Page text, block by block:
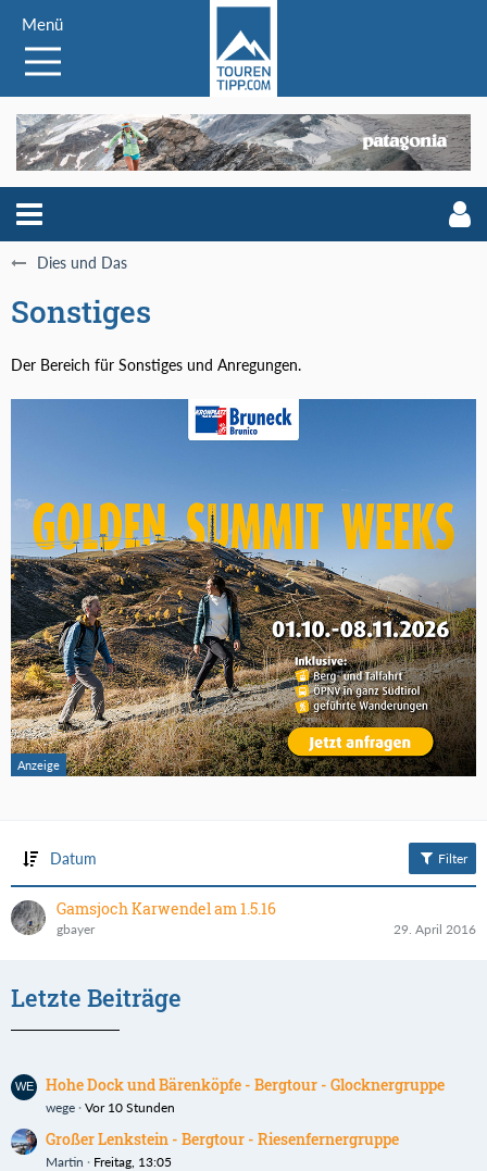
Menü
Dies und Das
Sonstiges
Der Bereich für Sonstiges und Anregungen.
Datum Filter
Gamsjoch Karwendel am 1.5.16
gbayer 29. April 2016
Letzte Beiträge
Hohe Dock und Bärenköpfe - Bergtour - Glocknergruppe
wege Vor 10 Stunden
Großer Lenkstein - Bergtour - Riesenfernergruppe
Martin Freitag, 13:05